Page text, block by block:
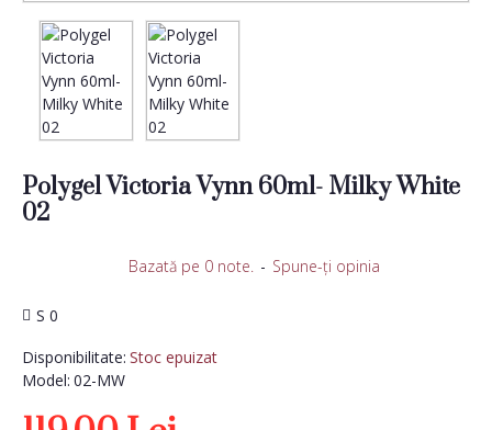
Polygel Victoria Vynn 60ml- Milky White
02
Disponibilitate: Stoc epuizat
Model: 02-MW
S 0
Bazată pe 0 note. - Spune-ţi opinia